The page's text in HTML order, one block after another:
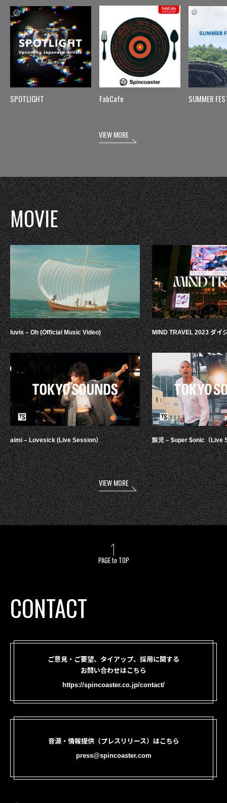
SPOTLIGHT FabCafe SUMMER
VIEW MORE
MOVIE
luvis – Oh (Official Music Video)
aimi – Lovesick (Live Session）
MIND TRAVEL 2023 ダイ
鋭児 – $uper $onic（Live
VIEW MORE
PAGE to TOP
CONTACT
ご意見・ご要望、タイアップ、採用に関する
お問い合わせはこちら
https://spincoaster.co.jp/contact/
音源・情報提供（プレスリリース）はこちら
press@spincoaster.com